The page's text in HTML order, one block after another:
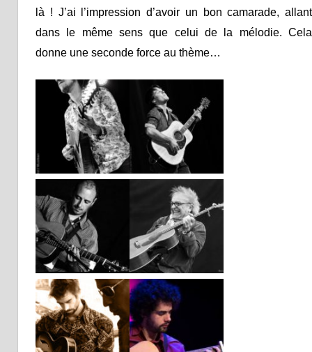
là ! J’ai l’impression d’avoir un bon camarade, allant
dans le même sens que celui de la mélodie. Cela
donne une seconde force au thème…